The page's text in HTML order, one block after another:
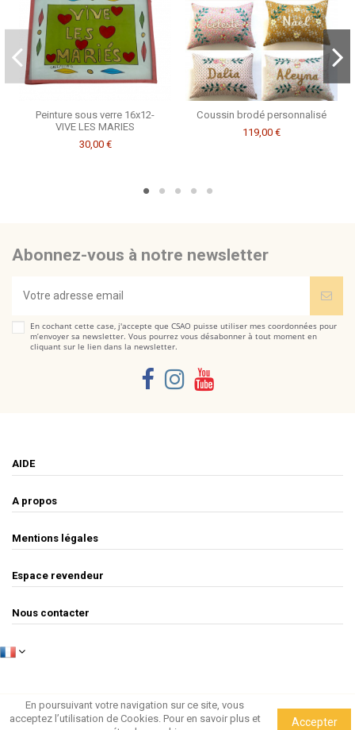
Peinture sous verre 16x12-
VIVE LES MARIES
30,00 €
Coussin brodé personnalisé
119,00 €
Abonnez-vous à notre newsletter
En cochant cette case, j'accepte que CSAO puisse utiliser mes coordonnées pour
m’envoyer sa newsletter. Vous pourrez vous désabonner à tout moment en
cliquant sur le lien dans la newsletter.
AIDE
A propos
Mentions légales
Espace revendeur
Nous contacter
csao - 2020
En poursuivant votre navigation sur ce site, vous
acceptez l’utilisation de Cookies. Pour en savoir plus et
Accepter